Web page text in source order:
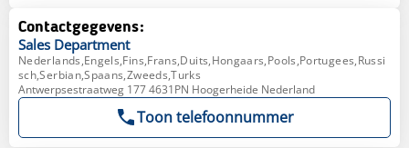
Contactgegevens:
Sales Department
Nederlands,Engels,Fins,Frans,Duits,Hongaars,Pools,Portugees,Russi
sch,Serbian,Spaans,Zweeds,Turks
Antwerpsestraatweg 177 4631PN Hoogerheide Nederland
Toon telefoonnummer